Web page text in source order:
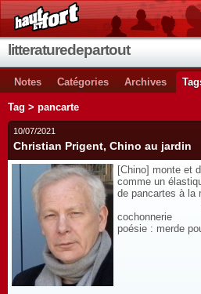
litteraturedepartout
Notes Catégories Archives
Tag > pancarte
10/07/2021
Christian Prigent, Chino au jardin
[Chino] monte et
comme un
de pancartes à la
Toute
poésie : merde
La
La